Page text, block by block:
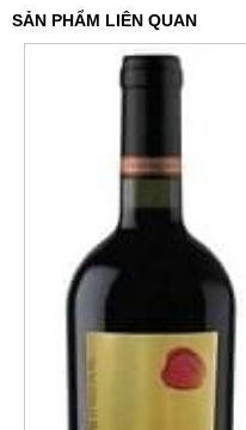
SẢN PHẨM LIÊN QUAN